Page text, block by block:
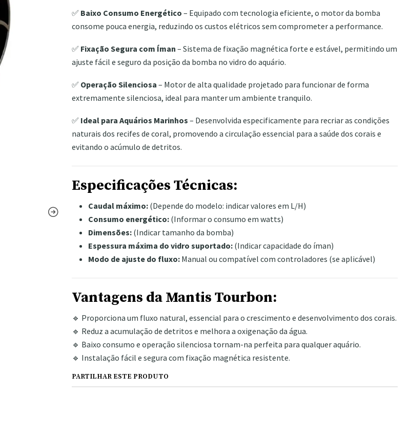
✅ Baixo Consumo Energético – Equipado com tecnologia eficiente, o motor da bomba
consome pouca energia, reduzindo os custos elétricos sem comprometer a performance.
✅ Fixação Segura com Íman – Sistema de fixação magnética forte e estável, permitindo um
ajuste fácil e seguro da posição da bomba no vidro do aquário.
✅ Operação Silenciosa – Motor de alta qualidade projetado para funcionar de forma
extremamente silenciosa, ideal para manter um ambiente tranquilo.
✅ Ideal para Aquários Marinhos – Desenvolvida especificamente para recriar as condições
naturais dos recifes de coral, promovendo a circulação essencial para a saúde dos corais e
evitando o acúmulo de detritos.
Especificações Técnicas:
Caudal máximo: (Depende do modelo: indicar valores em L/H)
Consumo energético: (Informar o consumo em watts)
Dimensões: (Indicar tamanho da bomba)
Espessura máxima do vidro suportado: (Indicar capacidade do íman)
Modo de ajuste do fluxo: Manual ou compatível com controladores (se aplicável)
Vantagens da Mantis Tourbon:
🔹 Proporciona um fluxo natural, essencial para o crescimento e desenvolvimento dos corais.
🔹 Reduz a acumulação de detritos e melhora a oxigenação da água.
🔹 Baixo consumo e operação silenciosa tornam-na perfeita para qualquer aquário.
🔹 Instalação fácil e segura com fixação magnética resistente.
PARTILHAR ESTE PRODUTO